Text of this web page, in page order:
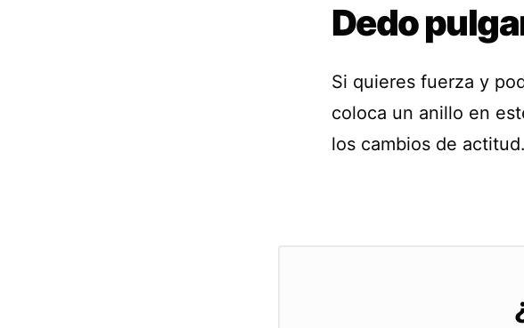
Dedo
Si quieres fuerza y
coloca un anillo en
los cambios de actitud.